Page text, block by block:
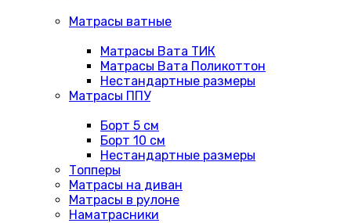
Матрасы ватные
Матрасы Вата ТИК
Матрасы Вата Поликоттон
Нестандартные размеры
Матрасы ППУ
Борт 5 см
Борт 10 см
Нестандартные размеры
Топперы
Матрасы на диван
Матрасы в рулоне
Наматрасники